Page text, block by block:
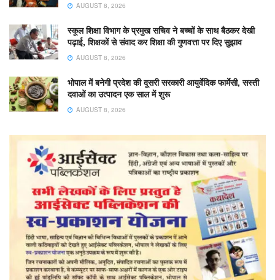
AUGUST 8, 2026
स्कूल शिक्षा विभाग के प्रमुख सचिव ने बच्चों के साथ बैठकर देखी
पढ़ाई, शिक्षकों से संवाद कर शिक्षा की गुणवत्ता पर दिए सुझाव
AUGUST 8, 2026
भोपाल में बनेगी प्रदेश की दूसरी सरकारी आयुर्वेदिक फार्मेसी, सस्ती
दवाओं का उत्पादन एक साल में शुरू
AUGUST 8, 2026